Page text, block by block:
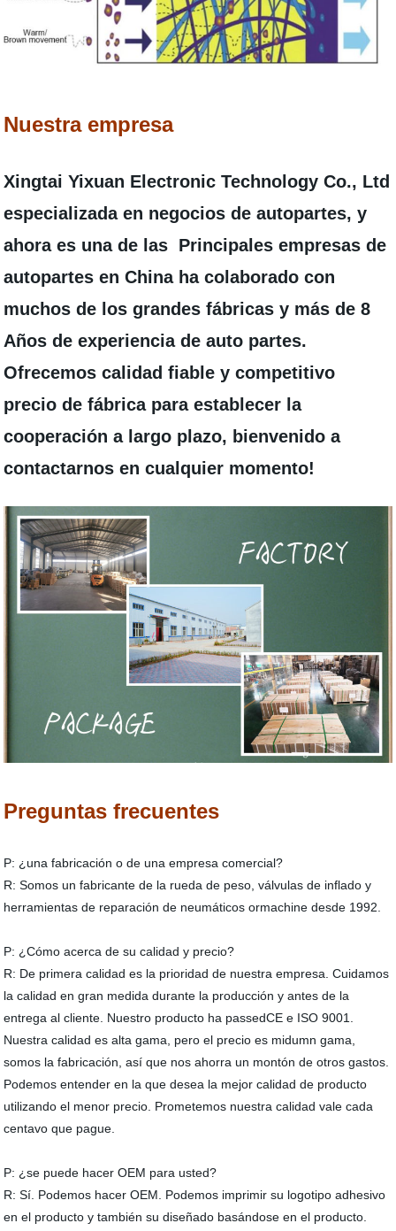
Nuestra empresa
Xingtai Yixuan Electronic Technology Co., Ltd
especializada en negocios de autopartes, y
ahora es una de las Principales empresas de
autopartes en China ha colaborado con
muchos de los grandes fábricas y más de 8
Años de experiencia de auto partes.
Ofrecemos calidad fiable y competitivo
precio de fábrica para establecer la
cooperación a largo plazo, bienvenido a
contactarnos en cualquier momento!
Preguntas frecuentes
P: ¿una fabricación o de una empresa comercial?
R: Somos un fabricante de la rueda de peso, válvulas de inflado y
herramientas de reparación de neumáticos ormachine desde 1992.
P: ¿Cómo acerca de su calidad y precio?
R: De primera calidad es la prioridad de nuestra empresa. Cuidamos
la calidad en gran medida durante la producción y antes de la
entrega al cliente. Nuestro producto ha passedCE e ISO 9001.
Nuestra calidad es alta gama, pero el precio es midumn gama,
somos la fabricación, así que nos ahorra un montón de otros gastos.
Podemos entender en la que desea la mejor calidad de producto
utilizando el menor precio. Prometemos nuestra calidad vale cada
centavo que pague.
P: ¿se puede hacer OEM para usted?
R: Sí. Podemos hacer OEM. Podemos imprimir su logotipo adhesivo
en el producto y también su diseñado basándose en el producto.